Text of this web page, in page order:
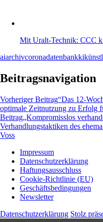
Mit Uralt-Technik: CCC
aiarchivcoronadatenbankki
Beitragsnavigation
Vorheriger Beitrag“Das 12-
optimale Zeitnutzung zu Erfolg
Beitrag„Kompromisslos
Verhandlungstaktiken des
Voss
Wissen und News
Co.
Impressum
Datenschutzerklärung
Haftungsausschluss
Cookie-Richtlinie (EU)
Geschäftsbedingungen
Newsletter
Datenschutzerklärung Stolz